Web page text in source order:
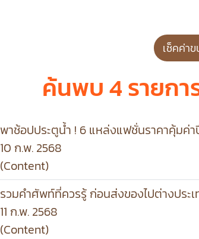
เช็คค่า
ค้นพบ 4 รายกา
พาช้อปประตูน้ำ ! 6 แหล่งแฟชั่นราคาคุ้มค่
10 ก.พ. 2568
(Content)
รวมคำศัพท์ที่ควรรู้ ก่อนส่งของไปต่างประ
11 ก.พ. 2568
(Content)